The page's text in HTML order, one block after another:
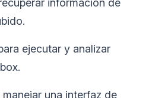
ejecutar y analizar
manejar una interfaz de